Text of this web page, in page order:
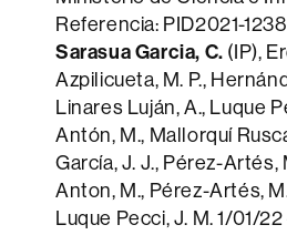
Referencia: PID2021-
Sarasua Garcia, C. (IP),
Azpilicueta, M. P.,
Linares Luján, A., Luque
Antón, M., Mallorquí
García, J. J., Pérez-Artés,
Anton, M., Pérez-Artés,
Luque Pecci, J. M. 1/01/